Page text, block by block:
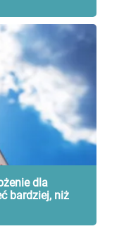
dla
bardziej, niż